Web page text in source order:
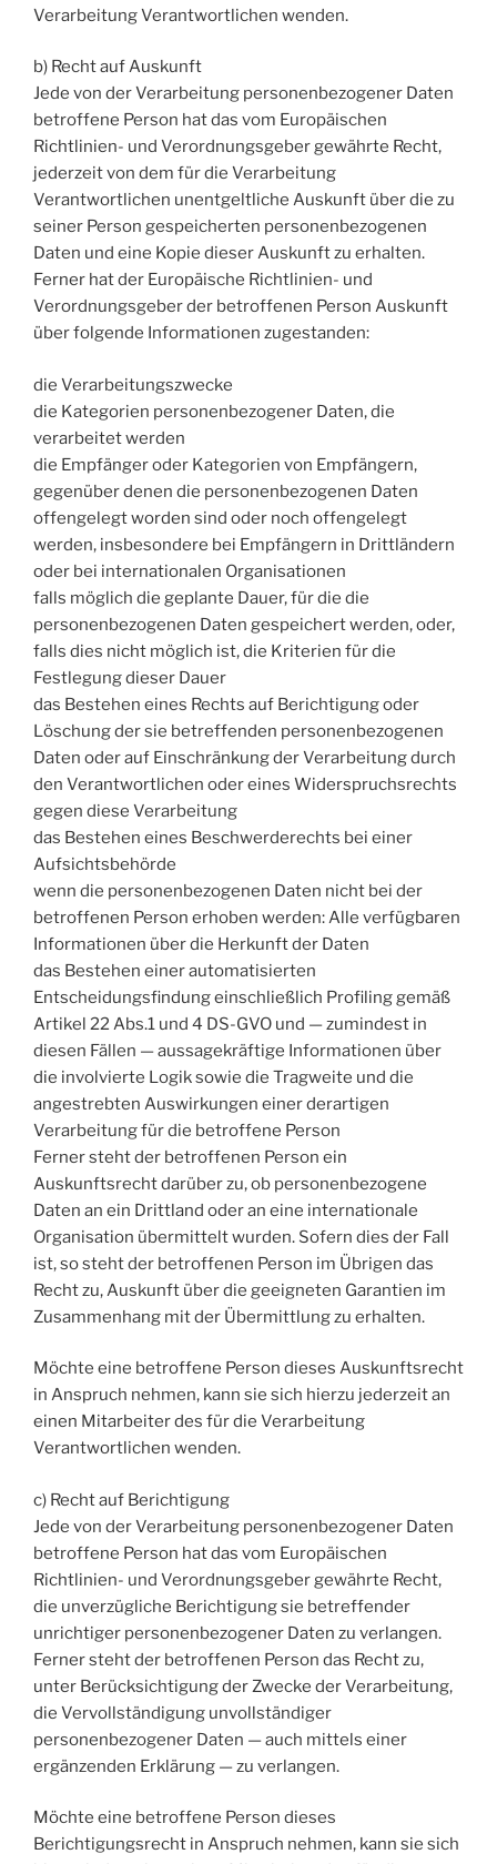
Verarbeitung Verantwortlichen wenden.
b) Recht auf Auskunft
Jede von der Verarbeitung personenbezogener Daten
betroffene Person hat das vom Europäischen
Richtlinien- und Verordnungsgeber gewährte Recht,
jederzeit von dem für die Verarbeitung
Verantwortlichen unentgeltliche Auskunft über die zu
seiner Person gespeicherten personenbezogenen
Daten und eine Kopie dieser Auskunft zu erhalten.
Ferner hat der Europäische Richtlinien- und
Verordnungsgeber der betroffenen Person Auskunft
über folgende Informationen zugestanden:
die Verarbeitungszwecke
die Kategorien personenbezogener Daten, die
verarbeitet werden
die Empfänger oder Kategorien von Empfängern,
gegenüber denen die personenbezogenen Daten
offengelegt worden sind oder noch offengelegt
werden, insbesondere bei Empfängern in Drittländern
oder bei internationalen Organisationen
falls möglich die geplante Dauer, für die die
personenbezogenen Daten gespeichert werden, oder,
falls dies nicht möglich ist, die Kriterien für die
Festlegung dieser Dauer
das Bestehen eines Rechts auf Berichtigung oder
Löschung der sie betreffenden personenbezogenen
Daten oder auf Einschränkung der Verarbeitung durch
den Verantwortlichen oder eines Widerspruchsrechts
gegen diese Verarbeitung
das Bestehen eines Beschwerderechts bei einer
Aufsichtsbehörde
wenn die personenbezogenen Daten nicht bei der
betroffenen Person erhoben werden: Alle verfügbaren
Informationen über die Herkunft der Daten
das Bestehen einer automatisierten
Entscheidungsfindung einschließlich Profiling gemäß
Artikel 22 Abs.1 und 4 DS-GVO und — zumindest in
diesen Fällen — aussagekräftige Informationen über
die involvierte Logik sowie die Tragweite und die
angestrebten Auswirkungen einer derartigen
Verarbeitung für die betroffene Person
Ferner steht der betroffenen Person ein
Auskunftsrecht darüber zu, ob personenbezogene
Daten an ein Drittland oder an eine internationale
Organisation übermittelt wurden. Sofern dies der Fall
ist, so steht der betroffenen Person im Übrigen das
Recht zu, Auskunft über die geeigneten Garantien im
Zusammenhang mit der Übermittlung zu erhalten.
Möchte eine betroffene Person dieses Auskunftsrecht
in Anspruch nehmen, kann sie sich hierzu jederzeit an
einen Mitarbeiter des für die Verarbeitung
Verantwortlichen wenden.
c) Recht auf Berichtigung
Jede von der Verarbeitung personenbezogener Daten
betroffene Person hat das vom Europäischen
Richtlinien- und Verordnungsgeber gewährte Recht,
die unverzügliche Berichtigung sie betreffender
unrichtiger personenbezogener Daten zu verlangen.
Ferner steht der betroffenen Person das Recht zu,
unter Berücksichtigung der Zwecke der Verarbeitung,
die Vervollständigung unvollständiger
personenbezogener Daten — auch mittels einer
ergänzenden Erklärung — zu verlangen.
Möchte eine betroffene Person dieses
Berichtigungsrecht in Anspruch nehmen, kann sie sich